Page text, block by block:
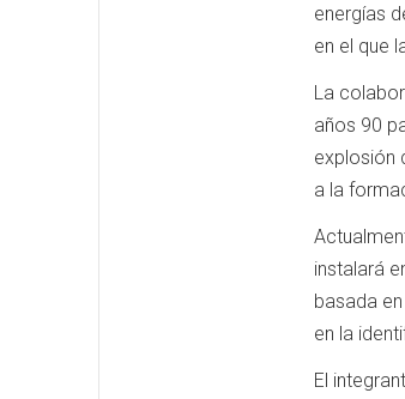
energías
en el que
La
años 90
explosión
a la
instalará
basada
en la
El